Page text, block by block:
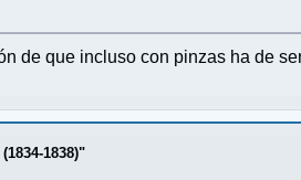
de que incluso con pinzas ha de
1838)"